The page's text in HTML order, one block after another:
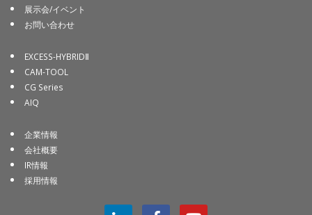
展示会/イベント
お問い合わせ
EXCESS-HYBRIDⅡ
CAM-TOOL
CG Series
AIQ
企業情報
会社概要
IR情報
採用情報